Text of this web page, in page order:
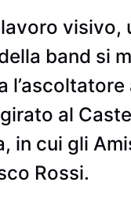
visivo,
band si
al
in cui gli
Rossi.